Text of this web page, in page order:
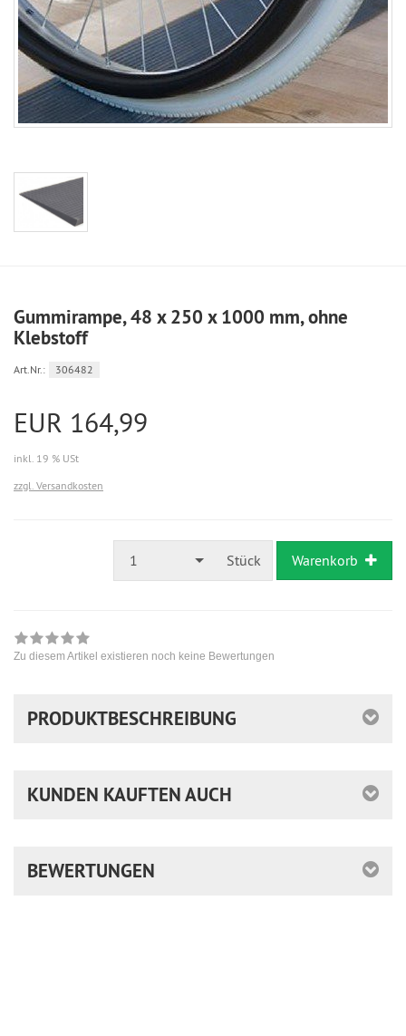
Gummirampe, 48 x 250 x 1000 mm, ohne
Klebstoff
Art.Nr.: 306482
EUR 164,99
inkl. 19 % USt
zzgl. Versandkosten
1 Stück Warenkorb
Zu diesem Artikel existieren noch keine Bewertungen
PRODUKTBESCHREIBUNG
KUNDEN KAUFTEN AUCH
BEWERTUNGEN